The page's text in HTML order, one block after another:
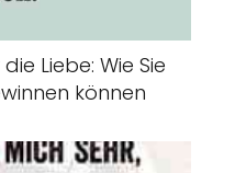
Liebe: Wie Sie
können